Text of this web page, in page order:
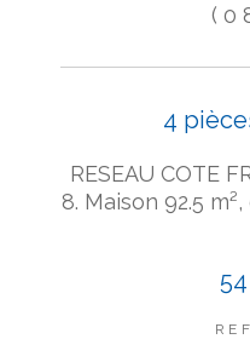
4
RESEAU COTE
8. Maison 92.5